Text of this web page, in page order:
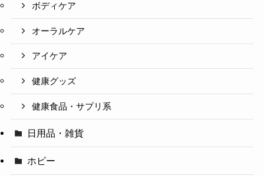
ボディケア
オーラルケア
アイケア
健康グッズ
健康食品・サプリ系
日用品・雑貨
ホビー